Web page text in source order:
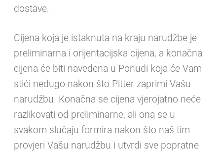
dostave.
Cijena koja je istaknuta na kraju narudžbe je
preliminarna i orijentacijska cijena, a konačna
cijena će biti navedena u Ponudi koja će Vam
stići nedugo nakon što Pitter zaprimi Vašu
narudžbu. Konačna se cijena vjerojatno neće
razlikovati od preliminarne, ali ona se u
svakom slučaju formira nakon što naš tim
provjeri Vašu narudžbu i utvrdi sve popratne
Želim primati novosti, posebne ponude i savjete za
odmor putem e-pošta od Pitter Yachtinga. Možete se
odjaviti kako god poželite, samo se pomaknite do dna
bilo kojeg newsletter i sljedite upute.
Naša izjava o privatnosti podataka odnosi se na podatake
prikupljene i obrađene putem obrasca za kontakt
Izjava o privatnosti podataka